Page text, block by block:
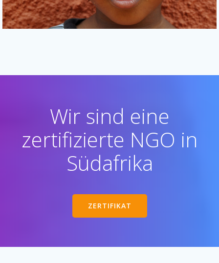
Wir sind eine
zertifizierte NGO in
Südafrika
ZERTIFIKAT